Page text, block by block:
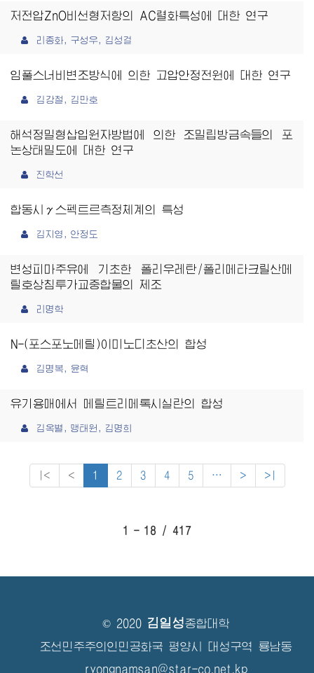
저전압ZnO비선형저항의 AC렬화특성에 대한 연구
리종화, 구성우, 김성걸
임풀스너비변조방식에 의한 고압안정전원에 대한 연구
김강철, 김만호
해석정밀형삽입원자방법에 의한 조밀립방금속들의 포
논상태밀도에 대한 연구
진학선
합동시γ스펙트르측정체계의 특성
김지영, 안정도
변성피마주유에 기초한 폴리우레탄/폴리메타크릴산메
틸호상침투가교중합물의 제조
리명학
N-(포스포노메틸)이미노디초산의 합성
김명복, 윤혁
유기용매에서 메틸트리메톡시실란의 합성
김옥별, 맹태원, 김명희
|< < 1 2 3 4 5 ⋯ > >|
1 - 18 / 417
© 2020 김일성종합대학
조선민주주의인민공화국 평양시 대성구역 룡남동
ryongnamsan@star-co.net.kp